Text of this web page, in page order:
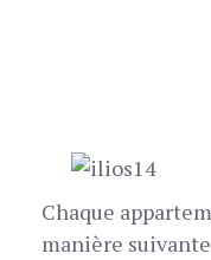
Chaque
manière